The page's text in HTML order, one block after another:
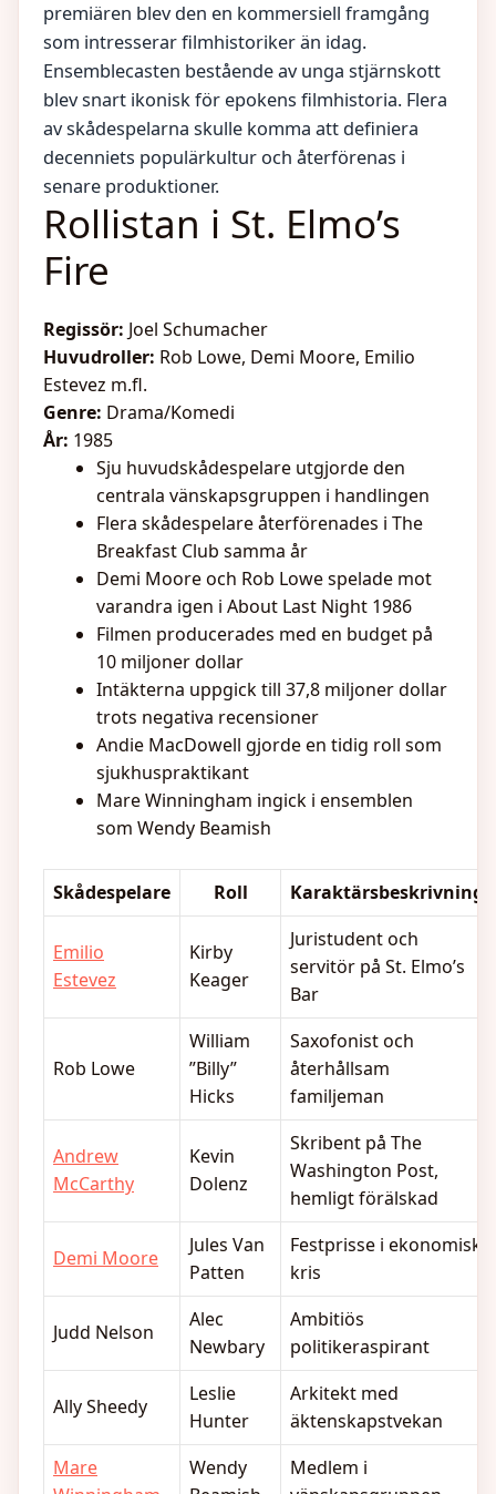
premiären blev den en kommersiell framgång
som intresserar filmhistoriker än idag.
Ensemblecasten bestående av unga stjärnskott
blev snart ikonisk för epokens filmhistoria. Flera
av skådespelarna skulle komma att definiera
decenniets populärkultur och återförenas i
senare produktioner.
Rollistan i St. Elmo’s
Fire
Regissör: Joel Schumacher
Huvudroller: Rob Lowe, Demi Moore, Emilio
Estevez m.fl.
Genre: Drama/Komedi
År: 1985
Sju huvudskådespelare utgjorde den
centrala vänskapsgruppen i handlingen
Flera skådespelare återförenades i The
Breakfast Club samma år
Demi Moore och Rob Lowe spelade mot
varandra igen i About Last Night 1986
Filmen producerades med en budget på
10 miljoner dollar
Intäkterna uppgick till 37,8 miljoner dollar
trots negativa recensioner
Andie MacDowell gjorde en tidig roll som
sjukhuspraktikant
Mare Winningham ingick i ensemblen
som Wendy Beamish
Skådespelare Roll Karaktärsbeskrivning
Emilio
Estevez
Kirby
Keager
Juristudent och
servitör på St. Elmo’s
Bar
Rob Lowe
William
”Billy”
Hicks
Saxofonist och
återhållsam
familjeman
Andrew
McCarthy
Kevin
Dolenz
Skribent på The
Washington Post,
hemligt förälskad
Demi Moore
Jules Van
Patten
Festprisse i ekonomisk
kris
Judd Nelson
Alec
Newbary
Ambitiös
politikeraspirant
Ally Sheedy
Leslie
Hunter
Arkitekt med
äktenskapstvekan
Mare
Wendy
Medlem i